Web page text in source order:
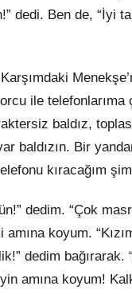
dedi. Ben de, “İyi
ile telefonlarıma
baldız,
baldızın. Bir
kıracağım
dedim. “Çok
amına koyum.
dedim bağırarak.
amına koyum!